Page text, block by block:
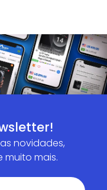
novidades,
muito mais.